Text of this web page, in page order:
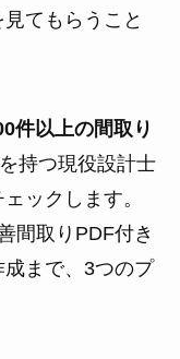
てもらうこと
件以上の間取り
持つ現役設計士
ックします。
間取りPDF付き
まで、3つのプ